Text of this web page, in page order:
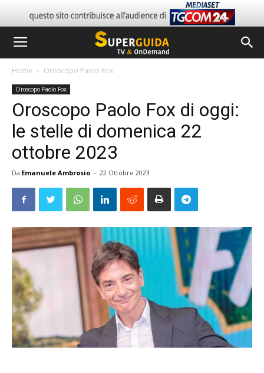
Home Oroscopo Paolo Fox
Oroscopo Paolo Fox
Oroscopo Paolo Fox di oggi:
le stelle di domenica 22
ottobre 2023
Da Emanuele Ambrosio - 22 Ottobre 2023